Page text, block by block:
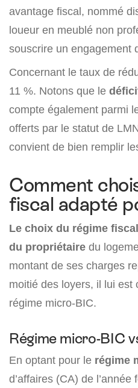
avantage fiscal, nommé
loueur en meublé non
souscrire un engagement
Concernant le taux de
11 %. Notons que le
compte également parmi
offerts par le statut de
convient de bien remplir
Comment
fiscal adapté
Le choix du régime
du propriétaire du
montant de ses charges
moitié des loyers, il lui est
régime micro-BIC.
Régime micro-BIC
En optant pour le régime
d’affaires (CA) de l’année